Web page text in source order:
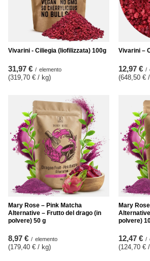
Vivarini - Ciliegia (liofilizzata) 100g
31,97 € / elemento
(319,70 € / kg)
Vivarini –
12,97 € /
(648,50 €
Mary Rose – Pink Matcha
Alternative – Frutto del drago (in
polvere) 50 g
8,97 € / elemento
(179,40 € / kg)
Mary
polvere)
12,47 € /
(124,70 €